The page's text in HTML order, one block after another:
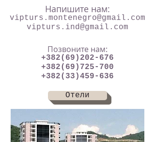
Напишите нам:
vipturs.montenegro@gmail.com
vipturs.ind@gmail.com
Позвоните нам:
+382(69)202-676
+382(69)725-700
+382(33)459-636
Отели